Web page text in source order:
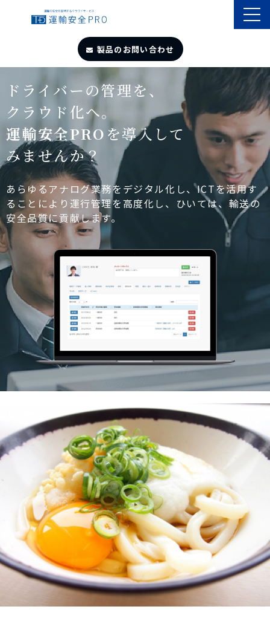
製品のお問い合わせ
TOP
導入事例
製品・サービス
自動点呼
遠隔点呼
お役立ちサイト
ドライバーの管理を、
クラウド化へ。
運輸安全PRO を導入して
みませんか？
あらゆるアナログ業務をデジタル化し、ICTを活用す
ることにより運行管理を高度化し、ひいては、輸送の
安全品質に貢献します。